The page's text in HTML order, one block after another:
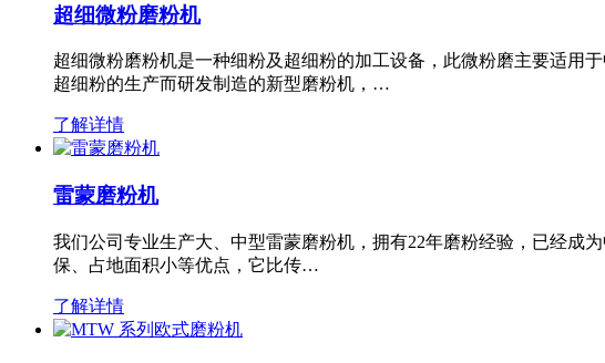
超细微粉磨粉机
超细微粉磨粉机是一种细粉及超细粉的加工设备，此微粉磨主要适用
超细粉的生产而研发制造的新型磨粉机，…
了解详情
雷蒙磨粉机
我们公司专业生产大、中型雷蒙磨粉机，拥有22年磨粉经验，已经成
保、占地面积小等优点，它比传…
了解详情